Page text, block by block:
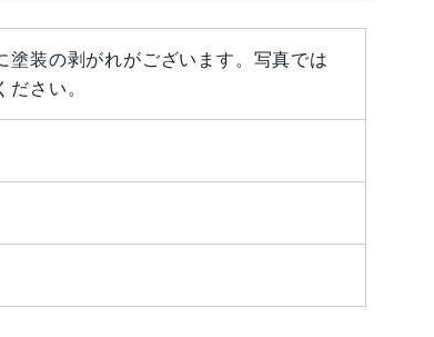
装の剥がれがございます。写真では
さい。